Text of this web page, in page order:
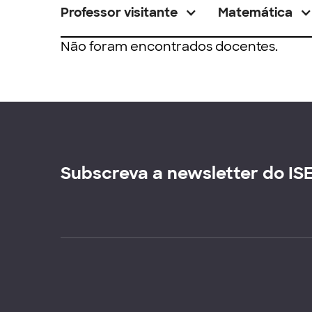
Professor visitante Matemática
Não foram encontrados docentes.
Subscreva a newsletter do